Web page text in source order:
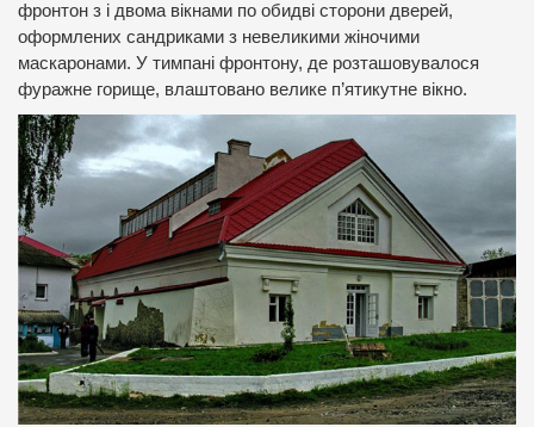
фронтон з і двома вікнами по обидві сторони дверей,
оформлених сандриками з невеликими жіночими
маскаронами. У тимпані фронтону, де розташовувалося
фуражне горище, влаштовано велике п’ятикутне вікно.